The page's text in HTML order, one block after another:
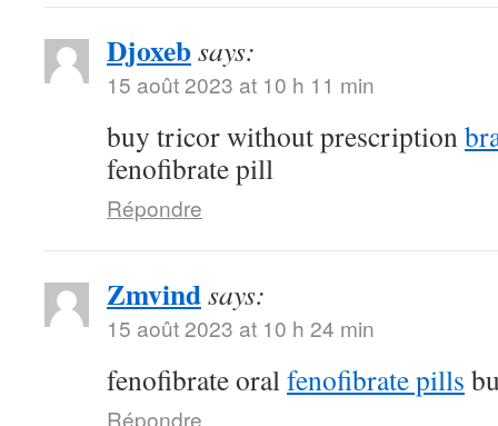
Djoxebsays:
15 août 2023 at 10 h 11 min
buy tricor without prescription
fenofibrate pill
Répondre
Zmvindsays:
15 août 2023 at 10 h 24 min
fenofibrate oralfenofibrate pills
Répondre